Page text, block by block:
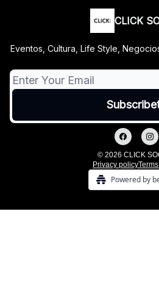
CLICK
Eventos, Cultura, Life Style,
© 2026 CLICK
Privacy policy
Powered by